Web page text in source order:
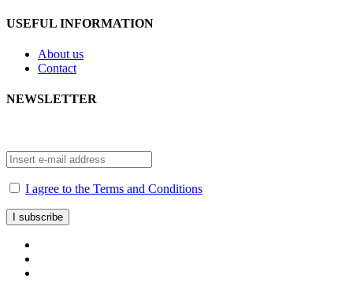
USEFUL INFORMATION
About us
Contact
NEWSLETTER
I agree to the Terms and Conditions